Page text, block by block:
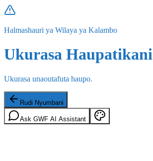
Halmashauri ya Wilaya ya Kalambo
Ukurasa Haupatikani
Ukurasa unaoutafuta haupo.
Rudi Nyumbani
Ask GWF AI Assistant